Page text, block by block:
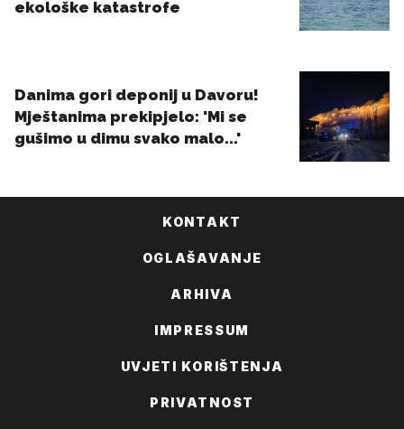
KONTAKT
OGLAŠAVANJE
ARHIVA
IMPRESSUM
UVJETI KORIŠTENJA
PRIVATNOST